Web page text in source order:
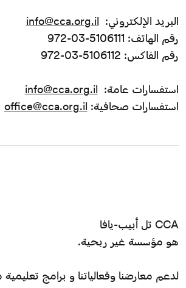
البريد الإلكتروني: info@cca.org.il
رقم الهاتف: 5106111-03-972
رقم الفاكس: 5106112-03-972
استفسارات عامة: info@cca.org.il
استفسارات صحافية: office@cca.org.il
CCA تل أبيب-يافا
هو مؤسسة غير ربحية.
لدعم معارضنا وفعالياتنا و برامج